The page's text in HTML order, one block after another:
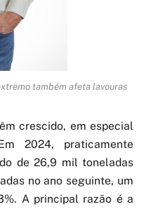
também afeta lavouras
crescido, em especial
2024, praticamente
de 26,9 mil toneladas
no ano seguinte, um
A principal razão é a